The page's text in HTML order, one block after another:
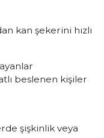
kan şekerini hızlı
beslenen kişiler
şişkinlik veya